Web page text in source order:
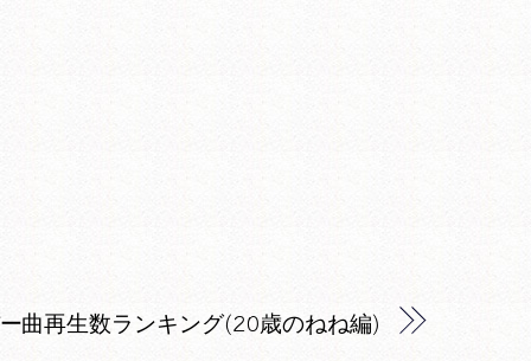
曲再生数ランキング(20歳のねね編)